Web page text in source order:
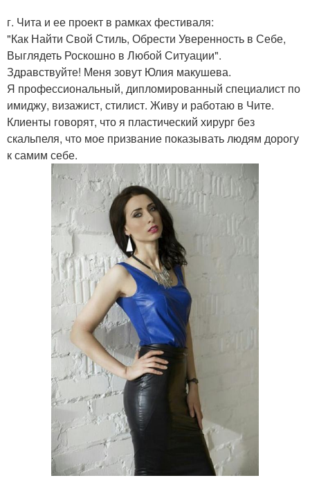
г. Чита и ее проект в рамках фестиваля:
"Как Найти Свой Стиль, Обрести Уверенность в Себе,
Выглядеть Роскошно в Любой Ситуации".
Здравствуйте! Меня зовут Юлия макушева.
Я профессиональный, дипломированный специалист по
имиджу, визажист, стилист. Живу и работаю в Чите.
Клиенты говорят, что я пластический хирург без
скальпеля, что мое призвание показывать людям дорогу
к самим себе.